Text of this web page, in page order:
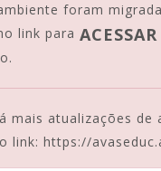
foram
link para
mais atualizações
link: https://